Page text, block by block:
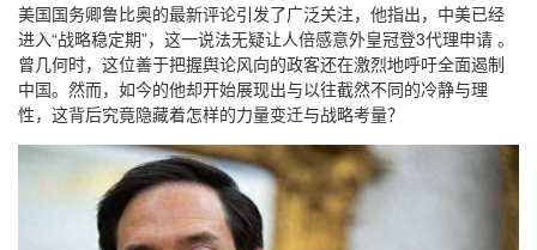
美国国务卿鲁比奥的最新评论引发了广泛关注，他指出，中美已经
进入“战略稳定期”，这一说法无疑让人倍感意外皇冠登3代理申请 。
曾几何时，这位善于把握舆论风向的政客还在激烈地呼吁全面遏制
中国。然而，如今的他却开始展现出与以往截然不同的冷静与理
性，这背后究竟隐藏着怎样的力量变迁与战略考量？